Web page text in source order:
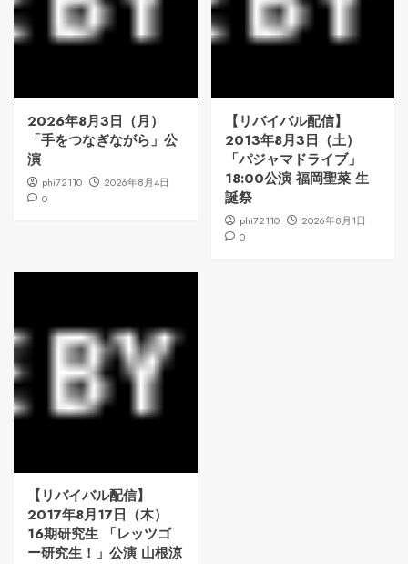
2026年8月3日（月）
「手をつなぎながら」公
演
phi72110
2026年8月4日
0
【リバイバル配信】
2013年8月3日（土）
「パジャマドライブ」
18:00公演 福岡聖菜 生
誕祭
phi72110
2026年8月1日
0
【リバイバル配信】
2017年8月17日（木）
16期研究生 「レッツゴ
ー研究生！」公演 山根涼